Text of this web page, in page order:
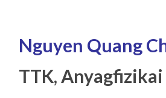
G
Nguyen Quang
TTK, Anyagfizikai